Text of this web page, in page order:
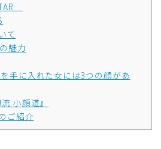
て
魅力
手に入れた女には3つの顔があ
小顔道』
ご紹介